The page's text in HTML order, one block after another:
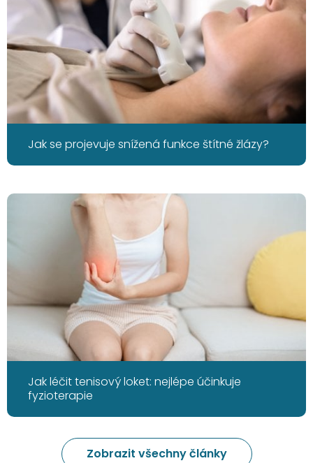
Jak se projevuje snížená funkce štítné žlázy?
Jak léčit tenisový loket: nejlépe účinkuje
fyzioterapie
Zobrazit všechny články